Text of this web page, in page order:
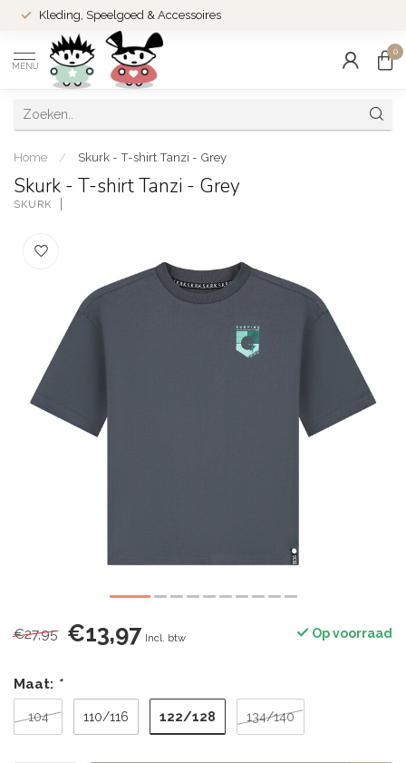
Kleding, Speelgoed & Accessoires
MENU
0
Home / Skurk - T-shirt Tanzi - Grey
Skurk - T-shirt Tanzi - Grey
SKURK
€27,95 €13,97 Incl. btw Op voorraad
Maat: *
104 110/116 122/128 134/140